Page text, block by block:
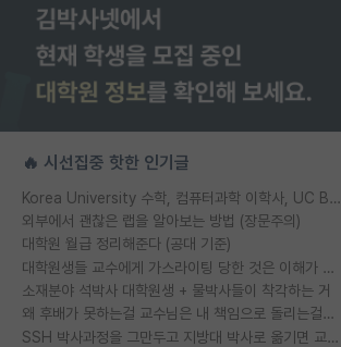
🔥 시선집중 핫한 인기글
Korea University 수학, 컴퓨터과학 이학사, UC Berkeley 산업공학 대학원 공학박사가 되는 것은 쉽지 않겠죠?
외부에서 괜찮은 랩을 알아보는 방법 (장문주의)
대학원 월급 정리해준다 (공대 기준)
대학원생들 교수에게 가스라이팅 당한 것은 이해가 갑니다. 안타깝네요.
소재분야 석박사 대학원생 + 물박사들이 착각하는 거
왜 후배가 못하는걸 교수님은 내 책임으로 돌리는걸까요?
SSH 박사과정을 그만두고 지방대 박사로 옮기면 교수의 꿈은 끝일까요?